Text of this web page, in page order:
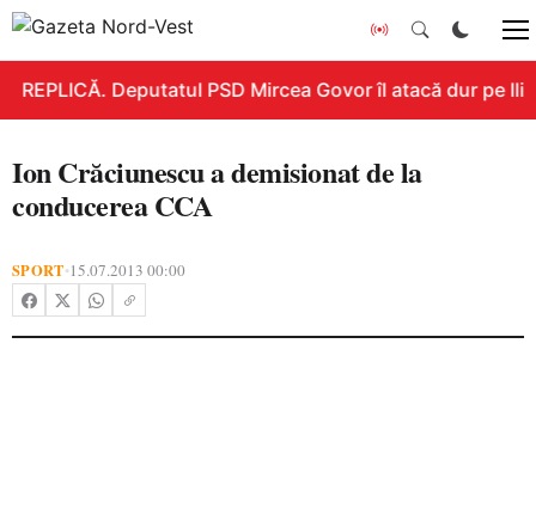
REPLICĂ. Deputatul PSD Mircea Govor îl atacă dur pe
Ion Crăciunescu a demisionat de la
conducerea CCA
SPORT•15.07.2013 00:00